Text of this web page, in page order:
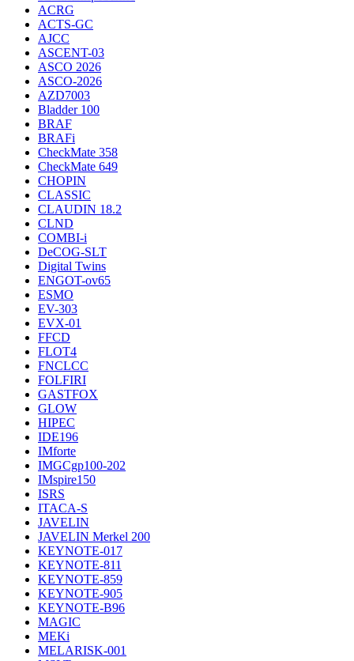
ACRG
ACTS-GC
AJCC
ASCENT-03
ASCO 2026
ASCO-2026
AZD7003
Bladder 100
BRAF
BRAFi
CheckMate 358
CheckMate 649
CHOPIN
CLASSIС
CLAUDIN 18.2
CLND
COMBI-i
DeCOG-SLT
Digital Twins
ENGOT-ov65
ESMO
EV-303
EVX-01
FFCD
FLOT4
FNCLCC
FOLFIRI
GASTFOX
GLOW
HIPEC
IDE196
IMforte
IMGCgp100-202
IMspire150
ISRS
ITACA-S
JAVELIN
JAVELIN Merkel 200
KEYNOTE-017
KEYNOTE-811
KEYNOTE-859
KEYNOTE-905
KEYNOTE-B96
MAGIC
MEKi
MELARISK-001